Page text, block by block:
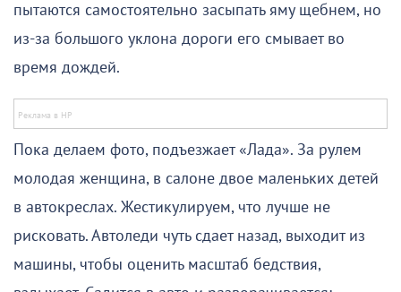
пытаются самостоятельно засыпать яму щебнем, но
из-за большого уклона дороги его смывает во
время дождей.
Пока делаем фото, подъезжает «Лада». За рулем
молодая женщина, в салоне двое маленьких детей
в автокреслах. Жестикулируем, что лучше не
рисковать. Автоледи чуть сдает назад, выходит из
машины, чтобы оценить масштаб бедствия,